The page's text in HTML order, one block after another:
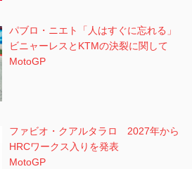
パブロ・ニエト「人はすぐに忘れる」
ビニャーレスとKTMの決裂に関して
MotoGP
ファビオ・クアルタラロ 2027年から
HRCワークス入りを発表
MotoGP